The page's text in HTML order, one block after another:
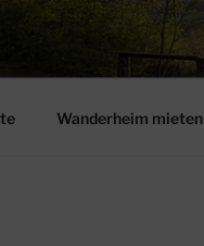
Wanderheim mieten